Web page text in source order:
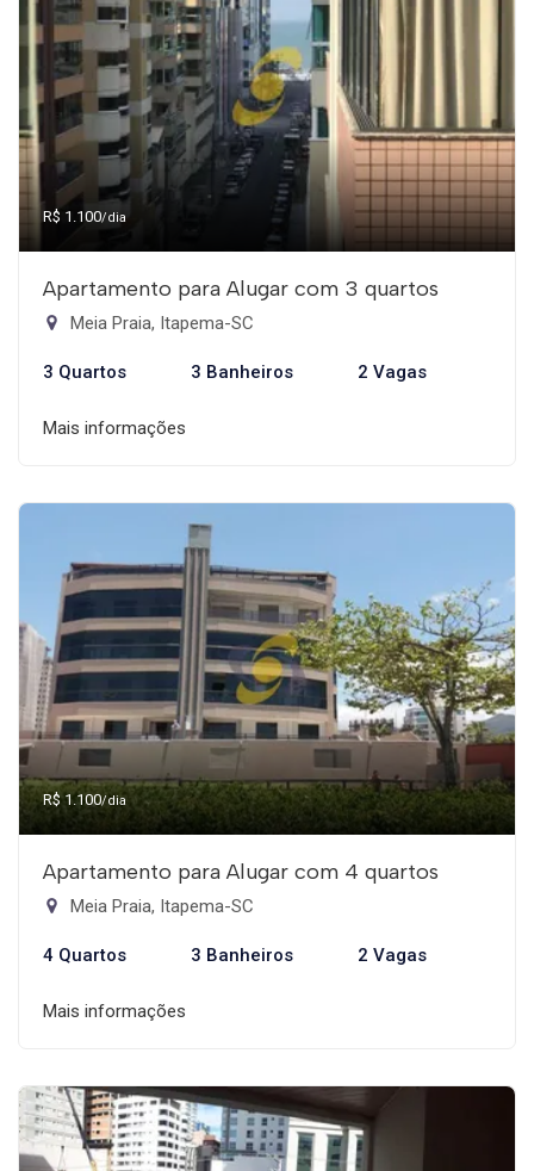
R$ 1.100/dia
Apartamento para Alugar com 3 quartos
Meia Praia, Itapema-SC
3 Quartos 3 Banheiros 2 Vagas
Mais informações
R$ 1.100/dia
Apartamento para Alugar com 4 quartos
Meia Praia, Itapema-SC
4 Quartos 3 Banheiros 2 Vagas
Mais informações